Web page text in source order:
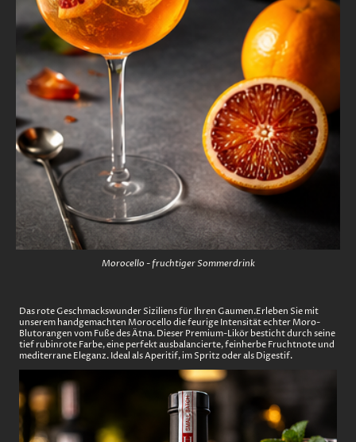
Morocello - fruchtiger Sommerdrink
Das rote Geschmackswunder Siziliens für Ihren Gaumen.Erleben Sie mit
unserem handgemachten Morocello die feurige Intensität echter Moro-
Blutorangen vom Fuße des Ätna. Dieser Premium-Likör besticht durch seine
tief rubinrote Farbe, eine perfekt ausbalancierte, feinherbe Fruchtnote und
mediterrane Eleganz. Ideal als Aperitif, im Spritz oder als Digestif.